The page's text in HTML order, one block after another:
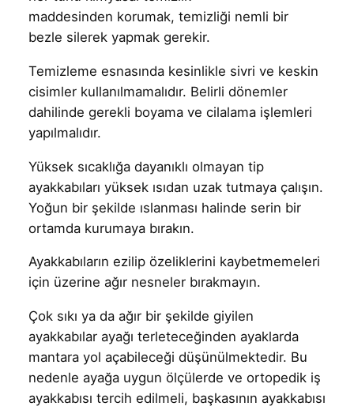
maddesinden korumak, temizliği nemli bir
bezle silerek yapmak gerekir.
Temizleme esnasında kesinlikle sivri ve keskin
cisimler kullanılmamalıdır. Belirli dönemler
dahilinde gerekli boyama ve cilalama işlemleri
yapılmalıdır.
Yüksek sıcaklığa dayanıklı olmayan tip
ayakkabıları yüksek ısıdan uzak tutmaya çalışın.
Yoğun bir şekilde ıslanması halinde serin bir
ortamda kurumaya bırakın.
Ayakkabıların ezilip özeliklerini kaybetmemeleri
için üzerine ağır nesneler bırakmayın.
Çok sıkı ya da ağır bir şekilde giyilen
ayakkabılar ayağı terleteceğinden ayaklarda
mantara yol açabileceği düşünülmektedir. Bu
nedenle ayağa uygun ölçülerde ve ortopedik iş
ayakkabısı tercih edilmeli, başkasının ayakkabısı